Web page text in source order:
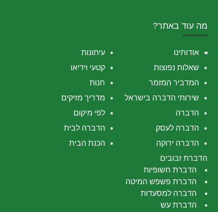
מה עוד באתר?
עיתונות
אודותינו
קטעי וידיאו
שאלות נפוצות
חנות
המדביר המזמר
מדריך מזיקים
שירותי הדברה בישראל
לפי מיקום
הדברה
הדברה לבית
הדברה לעסק
הכנת הבית
הדברה ירוקה
הדברת זבובים
הדברת חשופיות
הדברת פשפש המיטה
הדברה למסעדות
הדברת עש